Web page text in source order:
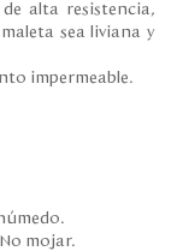
alta resistencia,
sea liviana y
impermeable.
mojar.